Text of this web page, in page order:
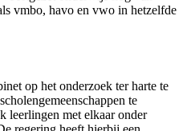
vmbo, havo en vwo in hetzelfde
op het onderzoek ter harte te
te
leerlingen met elkaar onder